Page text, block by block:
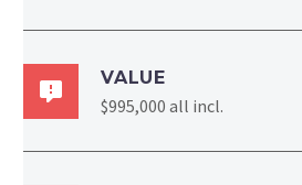
VALUE
$995,000 all incl.